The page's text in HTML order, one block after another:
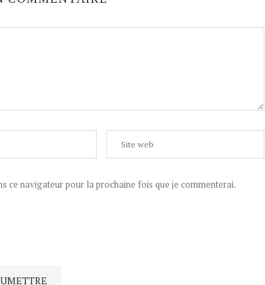
ce navigateur pour la prochaine fois que je commenterai.